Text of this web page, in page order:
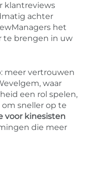
klantreviews
achter
het
te brengen in uw
meer vertrouwen
waar
een rol spelen,
sneller op te
voor kinesisten
die meer